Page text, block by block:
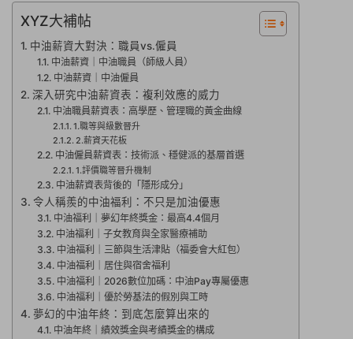
XYZ大補帖
中油薪資大對決：職員vs.僱員
中油薪資｜中油職員（師級人員）
中油薪資｜中油僱員
深入研究中油薪資表：複利效應的威力
中油職員薪資表：高學歷、管理職的黃金曲線
1.職等與級數晉升
2.薪資天花板
中油僱員薪資表：技術派、穩健派的基層首選
1.評價職等晉升機制
中油薪資表背後的「隱形成分」
令人稱羨的中油福利：不只是加油優惠
中油福利｜夢幻年終獎金：最高4.4個月
中油福利｜子女教育與全家醫療補助
中油福利｜三節與生活津貼（福委會大紅包）
中油福利｜居住與宿舍福利
中油福利｜2026數位加碼：中油Pay專屬優惠
中油福利｜優於勞基法的假別與工時
夢幻的中油年終：到底怎麼算出來的
中油年終｜績效獎金與考績獎金的構成